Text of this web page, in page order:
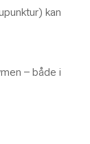
kan
– både i